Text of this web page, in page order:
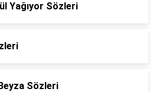
Yağıyor Sözleri
Sözleri